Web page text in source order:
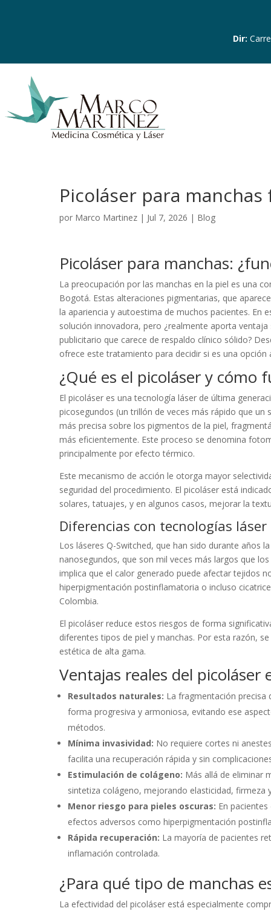
Dir:
Picoláser para
por Marco Martinez | Jul 7, 2026 | Blog
Picoláser para manchas:
La preocupación por las manchas en la piel es una
Bogotá. Estas alteraciones pigmentarias, que
la apariencia y autoestima de muchos pacientes. En
solución innovadora, pero ¿realmente aporta
publicitario que carece de respaldo clínico sólido?
ofrece este tratamiento para decidir si es una opción
¿Qué es el picoláser y cómo
El picoláser es una tecnología láser de última
picosegundos (un trillón de veces más rápido que
más precisa sobre los pigmentos de la piel,
más eficientemente. Este proceso se denomina
principalmente por efecto térmico.
Este mecanismo de acción le otorga mayor
seguridad del procedimiento. El picoláser está
solares, tatuajes, y en algunos casos, mejorar la
Diferencias con tecnologías
Los láseres Q-Switched, que han sido durante años
nanosegundos, que son mil veces más largos que
implica que el calor generado puede afectar tejidos
hiperpigmentación postinflamatoria o incluso
Colombia.
El picoláser reduce estos riesgos de forma
diferentes tipos de piel y manchas. Por esta razón,
estética de alta gama.
Ventajas reales del
Resultados naturales: La fragmentación
forma progresiva y armoniosa, evitando ese
métodos.
Mínima invasividad: No requiere cortes ni
facilita una recuperación rápida y sin
Estimulación de colágeno: Más allá de eliminar
sintetiza colágeno, mejorando elasticidad,
Menor riesgo para pieles oscuras: En
efectos adversos como hiperpigmentación
Rápida recuperación: La mayoría de pacientes
inflamación controlada.
¿Para qué tipo de manchas
La efectividad del picoláser está especialmente